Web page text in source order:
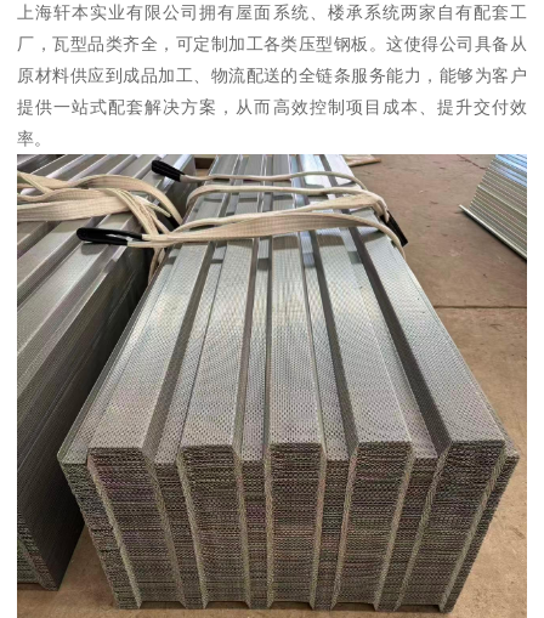
上海轩本实业有限公司拥有屋面系统、楼承系统两家自有配套工
厂，瓦型品类齐全，可定制加工各类压型钢板。这使得公司具备从
原材料供应到成品加工、物流配送的全链条服务能力，能够为客户
提供一站式配套解决方案，从而高效控制项目成本、提升交付效
率。